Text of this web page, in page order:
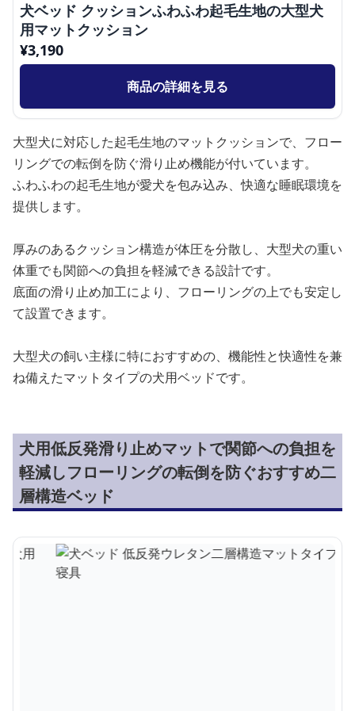
犬ベッド クッションふわふわ起毛生地の大型犬
用マットクッション
¥3,190
商品の詳細を見る
大型犬に対応した起毛生地のマットクッションで、フロー
リングでの転倒を防ぐ滑り止め機能が付いています。
ふわふわの起毛生地が愛犬を包み込み、快適な睡眠環境を
提供します。
厚みのあるクッション構造が体圧を分散し、大型犬の重い
体重でも関節への負担を軽減できる設計です。
底面の滑り止め加工により、フローリングの上でも安定し
て設置できます。
大型犬の飼い主様に特におすすめの、機能性と快適性を兼
ね備えたマットタイプの犬用ベッドです。
犬用低反発滑り止めマットで関節への負担を
軽減しフローリングの転倒を防ぐおすすめ二
層構造ベッド